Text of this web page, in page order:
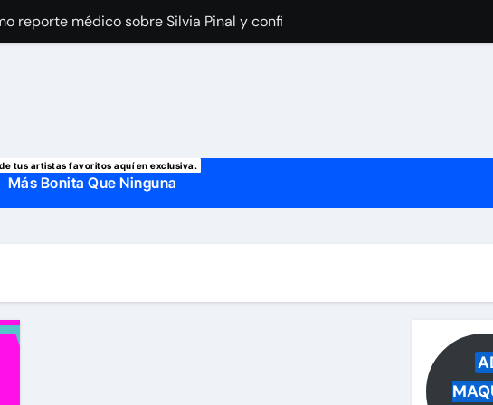
Laury Saavedra por Yailin La Más Viral? El cantante reaparece tras
mensaje a Irina Baeva tras imágenes junto a Giovanni Medina y
la muerte de su primer esposo y su actual marido reacciona a
tus artistas favoritos aquí en exclusiva.
Más Bonita Que Ninguna